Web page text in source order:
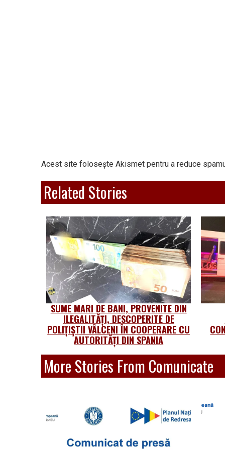
Acest site folosește Akismet pentru a reduce
Related Stories
SUME MARI DE BANI, PROVENITE DIN
ILEGALITĂȚI, DESCOPERITE DE
POLIȚIȘTII VÂLCENI ÎN COOPERARE CU
AUTORITĂȚI DIN SPANIA
More Stories From Comunicate